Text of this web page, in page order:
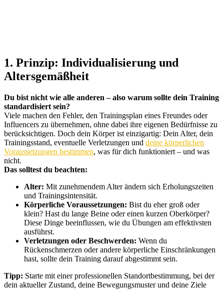
1. Prinzip: Individualisierung und
Altersgemäßheit
Du bist nicht wie alle anderen – also warum sollte dein Training
standardisiert sein?
Viele machen den Fehler, den Trainingsplan eines Freundes oder
Influencers zu übernehmen, ohne dabei ihre eigenen Bedürfnisse zu
berücksichtigen. Doch dein Körper ist einzigartig: Dein Alter, dein
Trainingsstand, eventuelle Verletzungen und deine körperlichen
Voraussetzungen bestimmen, was für dich funktioniert – und was
nicht.
Das solltest du beachten:
Alter: Mit zunehmendem Alter ändern sich Erholungszeiten
und Trainingsintensität.
Körperliche Voraussetzungen: Bist du eher groß oder
klein? Hast du lange Beine oder einen kurzen Oberkörper?
Diese Dinge beeinflussen, wie du Übungen am effektivsten
ausführst.
Verletzungen oder Beschwerden: Wenn du
Rückenschmerzen oder andere körperliche Einschränkungen
hast, sollte dein Training darauf abgestimmt sein.
Tipp: Starte mit einer professionellen Standortbestimmung, bei der
dein aktueller Zustand, deine Bewegungsmuster und deine Ziele